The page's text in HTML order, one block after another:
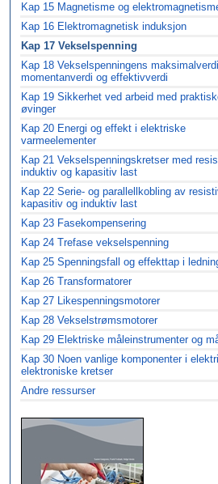
Kap 15 Magnetisme og
Kap 16 Elektromagnetisk induksjon
Kap 17 Vekselspenning
Kap 18 Vekselspenningens
momentanverdi og effektivverdi
Kap 19 Sikkerhet ved arbeid med
øvinger
Kap 20 Energi og effekt i elektriske
varmeelementer
Kap 21 Vekselspenningskretser med
induktiv og kapasitiv last
Kap 22 Serie- og parallellkobling av
kapasitiv og induktiv last
Kap 23 Fasekompensering
Kap 24 Trefase vekselspenning
Kap 25 Spenningsfall og effekttap i
Kap 26 Transformatorer
Kap 27 Likespenningsmotorer
Kap 28 Vekselstrømsmotorer
Kap 29 Elektriske måleinstrumenter og
Kap 30 Noen vanlige komponenter i
elektroniske kretser
Andre ressurser